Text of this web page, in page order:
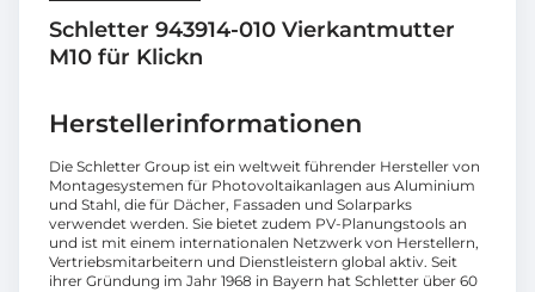
Schletter 943914-010 Vierkantmutter
M10 für Klickn
Herstellerinformationen
Die Schletter Group ist ein weltweit führender Hersteller von
Montagesystemen für Photovoltaikanlagen aus Aluminium
und Stahl, die für Dächer, Fassaden und Solarparks
verwendet werden. Sie bietet zudem PV-Planungstools an
und ist mit einem internationalen Netzwerk von Herstellern,
Vertriebsmitarbeitern und Dienstleistern global aktiv. Seit
ihrer Gründung im Jahr 1968 in Bayern hat Schletter über 60